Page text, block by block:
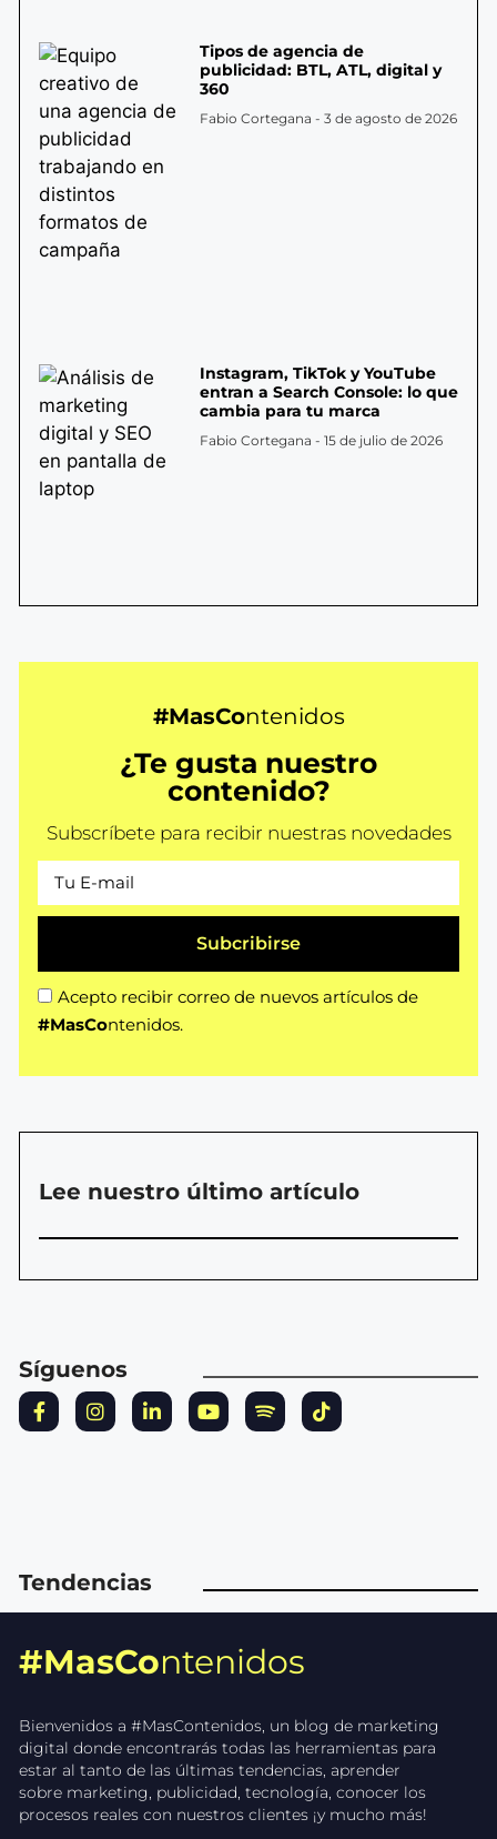
Tipos de agencia de
publicidad: BTL, ATL, digital y
360
Fabio Cortegana 3 de agosto de 2026
Instagram, TikTok y YouTube
entran a Search Console: lo que
cambia para tu marca
Fabio Cortegana 15 de julio de 2026
#MasContenidos
¿Te gusta nuestro
contenido?
Subscríbete para recibir nuestras novedades
Acepto recibir correo de nuevos artículos de
#MasContenidos.
Subcribirse
Lee nuestro último artículo
Síguenos
Tendencias
#MasContenidos
Bienvenidos a #MasContenidos, un blog de marketing
digital donde encontrarás todas las herramientas para
estar al tanto de las últimas tendencias, aprender
sobre marketing, publicidad, tecnología, conocer los
procesos reales con nuestros clientes ¡y mucho más!